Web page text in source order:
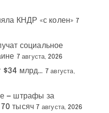
КНДР «с колен» 7
социальное
7 августа, 2026
$34 млрд… 7 августа,
— штрафы за
тысяч 7 августа, 2026